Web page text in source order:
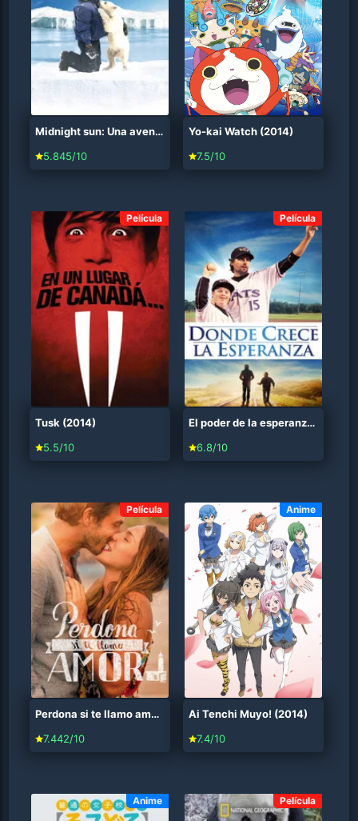
Midnight sun: Una aventura polar (2014)
5.845/10
Yo-kai Watch (2014)
7.5/10
Película
Tusk (2014)
5.5/10
Película
El poder de la esperanza (2014)
6.8/10
Película
Perdona si te llamo amor (2014)
7.442/10
Anime
Ai Tenchi Muyo! (2014)
7.4/10
Anime Película